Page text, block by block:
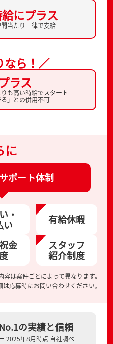
にプラス
当たり一律で支給
なら！／
ラス
も高い時給でスタート
」との併用不可
に
ポート体制
・
い 有給休暇
金 スタッフ
紹介制度
容は案件ごとによって異なります。
は応募時にお問い合わせください。
の実績と信頼
2025年8月時点 自社調べ